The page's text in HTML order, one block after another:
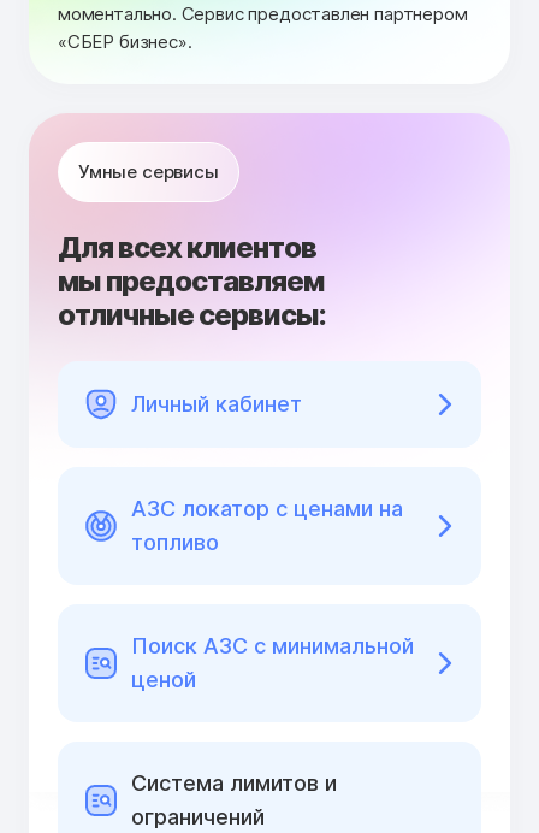
моментально. Сервис предоставлен партнером
«СБЕР бизнес».
Умные сервисы
Для всех клиентов
мы предоставляем
отличные сервисы:
Личный кабинет
АЗС локатор с ценами на
топливо
Поиск АЗС с минимальной
ценой
Cистема лимитов и
ограничений